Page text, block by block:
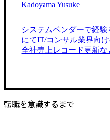
Kadoyama Yusuke
システムベンダーで経
にてIT/コンサル業界向
全社売上レコード更新な
転職を意識するまで